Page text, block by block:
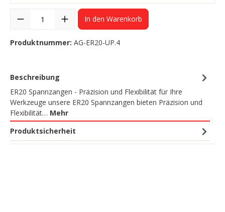
In den Warenkorb
Produktnummer: AG-ER20-UP.4
Beschreibung
ER20 Spannzangen - Präzision und Flexibilität für Ihre
Werkzeuge unsere ER20 Spannzangen bieten Präzision und
Flexibilität… Mehr
Produktsicherheit